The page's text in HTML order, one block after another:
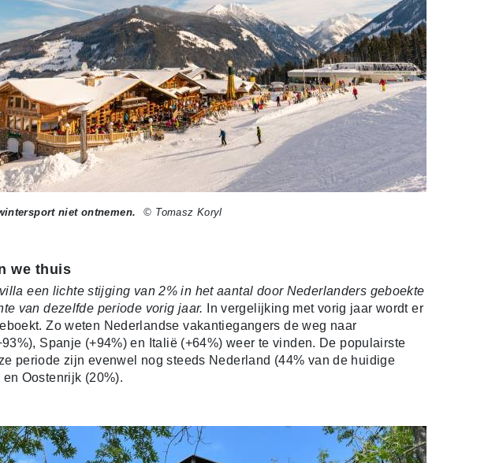
niet ontnemen. © Tomasz Koryl
we thuis
een lichte stijging van 2% in het aantal door Nederlanders geboekte
van dezelfde periode vorig jaar.
In vergelijking met vorig jaar wordt er
Zo weten Nederlandse vakantiegangers de weg naar
Spanje (+94%) en Italië (+64%) weer te vinden. De populairste
periode zijn evenwel nog steeds Nederland (44% van de huidige
Oostenrijk (20%).